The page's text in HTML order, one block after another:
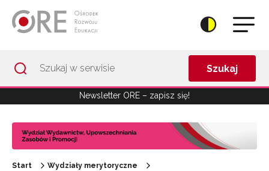
Szukaj
Newsletter ORE – zapisz się!
Start
Wydziały merytoryczne